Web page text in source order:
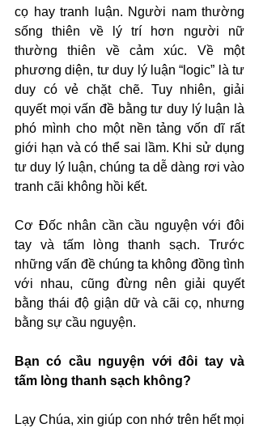
cọ hay tranh luận. Người nam thường
sống thiên về lý trí hơn người nữ
thường thiên về cảm xúc. Về một
phương diện, tư duy lý luận “logic” là tư
duy có vẻ chặt chẽ. Tuy nhiên, giải
quyết mọi vấn đề bằng tư duy lý luận là
phó mình cho một nền tảng vốn dĩ rất
giới hạn và có thể sai lầm. Khi sử dụng
tư duy lý luận, chúng ta dễ dàng rơi vào
tranh cãi không hồi kết.
Cơ Đốc nhân cần cầu nguyện với đôi
tay và tấm lòng thanh sạch. Trước
những vấn đề chúng ta không đồng tình
với nhau, cũng đừng nên giải quyết
bằng thái độ giận dữ và cãi cọ, nhưng
bằng sự cầu nguyện.
Bạn có cầu nguyện với đôi tay và
tấm lòng thanh sạch không?
Lạy Chúa, xin giúp con nhớ trên hết mọi